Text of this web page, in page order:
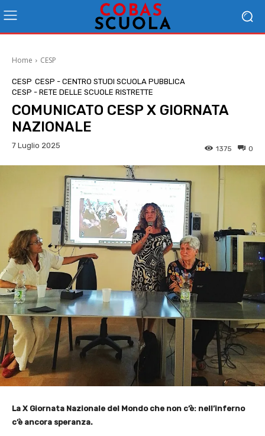
Home CESP
CESP CESP - CENTRO STUDI SCUOLA PUBBLICA
CESP - RETE DELLE SCUOLE RISTRETTE
COMUNICATO CESP X GIORNATA
NAZIONALE
7 Luglio 2025 0
1375
La X Giornata Nazionale del Mondo che non c’è: nell’inferno
c’è ancora speranza.